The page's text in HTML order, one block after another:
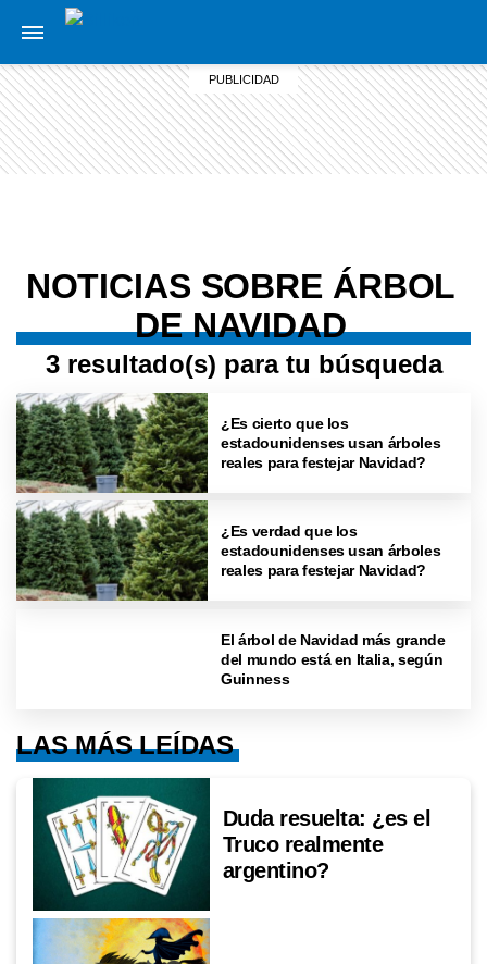
NOTICIAS SOBRE ÁRBOL
DE NAVIDAD
3 resultado(s) para tu búsqueda
¿Es cierto que los
estadounidenses usan árboles
reales para festejar Navidad?
¿Es verdad que los
estadounidenses usan árboles
reales para festejar Navidad?
El árbol de Navidad más grande
del mundo está en Italia, según
Guinness
LAS MÁS LEÍDAS
Duda resuelta: ¿es el
Truco realmente
argentino?